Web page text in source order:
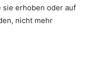
erhoben oder auf
nicht mehr